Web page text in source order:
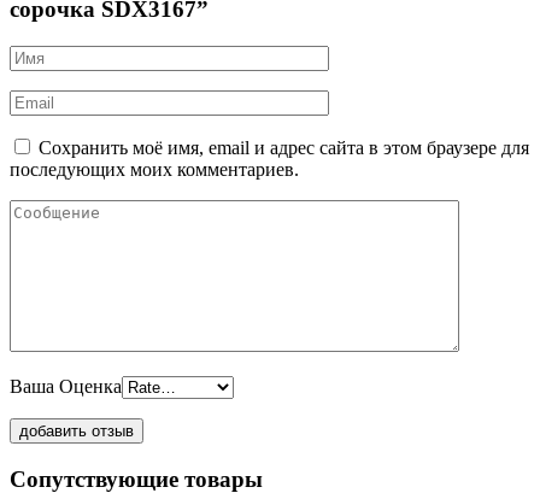
сорочка SDX3167”
Сохранить моё имя, email и адрес сайта в этом браузере для
последующих моих комментариев.
Ваша Оценка
Сопутствующие товары